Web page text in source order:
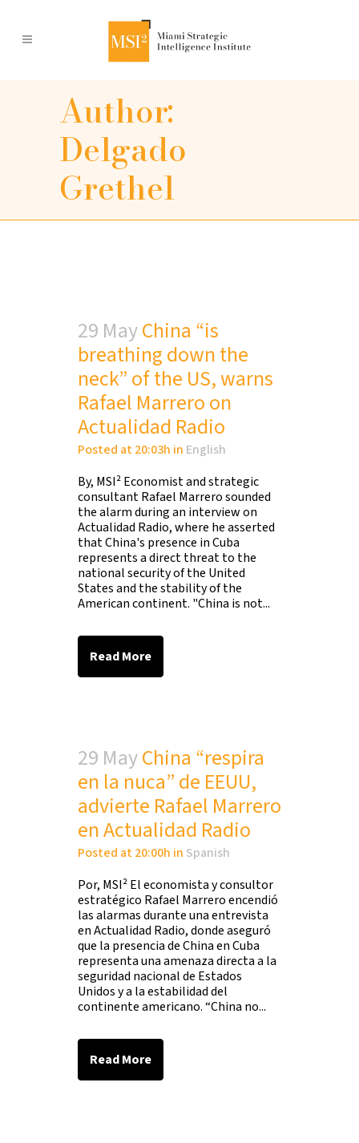
Author:
Delgado
Grethel
29 MayChina “is
breathing down the
neck” of the US, warns
Rafael Marrero on
Actualidad Radio
Posted at 20:03h in English
By, MSI² Economist and strategic
consultant Rafael Marrero sounded
the alarm during an interview on
Actualidad Radio, where he asserted
that China's presence in Cuba
represents a direct threat to the
national security of the United
States and the stability of the
American continent. "China is not...
Read More
29 MayChina “respira
en la nuca” de EEUU,
advierte Rafael Marrero
en Actualidad Radio
Posted at 20:00h in Spanish
Por, MSI² El economista y consultor
estratégico Rafael Marrero encendió
las alarmas durante una entrevista
en Actualidad Radio, donde aseguró
que la presencia de China en Cuba
representa una amenaza directa a la
seguridad nacional de Estados
Unidos y a la estabilidad del
continente americano. “China no...
Read More